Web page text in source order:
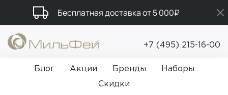
Бесплатная доставка от 5 000₽
Промокод ПРИВЕТ
Подарки в каждый заказ от 5 000₽
+7 (495) 215-16-00
Блог Акции Бренды
Наборы
Скидки